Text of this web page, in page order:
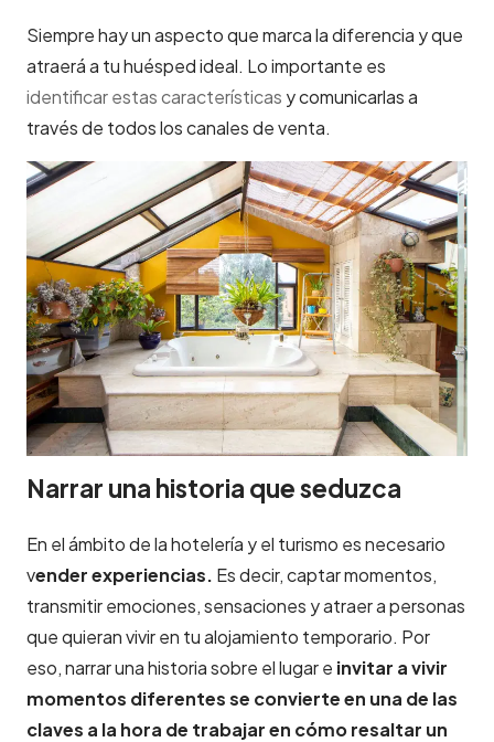
Siempre hay un aspecto que marca la diferencia y que
atraerá a tu huésped ideal. Lo importante es
identificar estas características y comunicarlas a
través de todos los canales de venta.
Narrar una historia que seduzca
En el ámbito de la hotelería y el turismo es necesario
vender experiencias. Es decir, captar momentos,
transmitir emociones, sensaciones y atraer a personas
que quieran vivir en tu alojamiento temporario. Por
eso, narrar una historia sobre el lugar e invitar a vivir
momentos diferentes se convierte en una de las
claves a la hora de trabajar en cómo resaltar un